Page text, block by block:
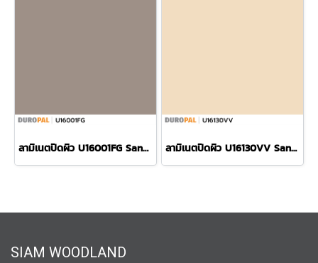
ลามิเนตปิดผิว U16001FG Sand Gray แบรนด์ Duropal ลามิเนตปิดผิว U16130VV Sand Grey แบรนด์ Duropal
SIAM WOODLAND